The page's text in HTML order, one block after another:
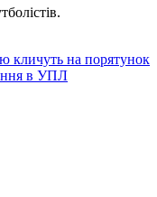
кличуть на порятунок
в УПЛ